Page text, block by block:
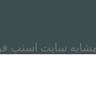
سایت اسنپ فود